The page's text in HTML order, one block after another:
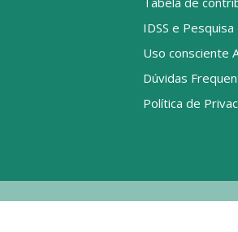
IDSS e
Uso consciente
Dúvidas
Política de